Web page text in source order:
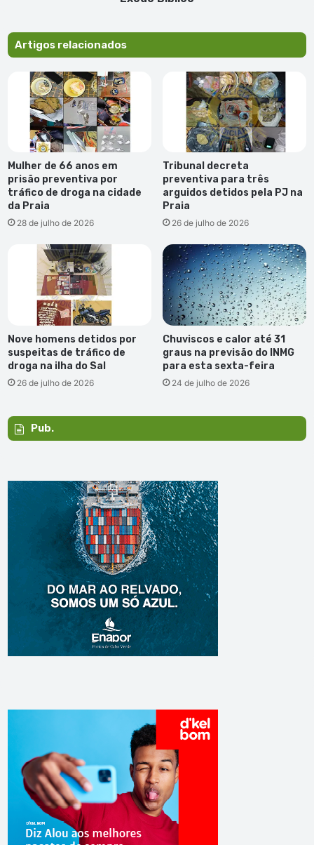
Artigos relacionados
Mulher de 66 anos em
prisão preventiva por
tráfico de droga na cidade
da Praia
28 de julho de 2026
Tribunal decreta
preventiva para três
arguidos detidos pela PJ na
Praia
26 de julho de 2026
Nove homens detidos por
suspeitas de tráfico de
droga na ilha do Sal
26 de julho de 2026
Chuviscos e calor até 31
graus na previsão do INMG
para esta sexta-feira
24 de julho de 2026
Pub.